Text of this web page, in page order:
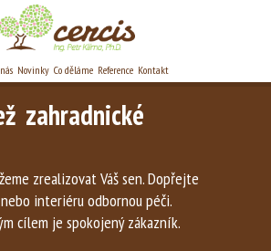
Novinky Co děláme Reference Kontakt
zahradnické
zrealizovat Váš sen. Dopřejte
interiéru odbornou péči.
cílem je spokojený zákazník.